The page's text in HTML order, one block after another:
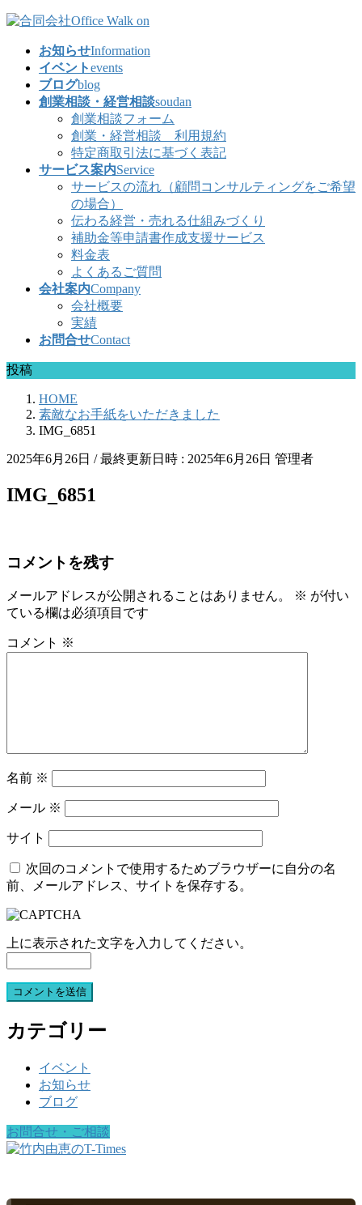
コ
ナ
お知らせInformation
イベントevents
ブログblog
創業相談・経営相談soudan
創業相談フォーム
創業・経営相談 利用規約
特定商取引法に基づく表記
サービス案内Service
サービスの流れ（顧問コンサルティングをご希望
の場合）
伝わる経営・売れる仕組みづくり
補助金等申請書作成支援サービス
料金表
よくあるご質問
会社案内Company
会社概要
実績
お問合せContact
投稿
HOME
素敵なお手紙をいただきました
IMG_6851
2025年6月26日 / 最終更新日時 : 2025年6月26日 管理者
IMG_6851
コメントを残す
メールアドレスが公開されることはありません。 ※ が付い
ている欄は必須項目です
コメント ※
名前 ※
メール ※
サイト
次回のコメントで使用するためブラウザーに自分の名
前、メールアドレス、サイトを保存する。
上に表示された文字を入力してください。
カテゴリー
イベント
お知らせ
ブログ
お問合せ・ご相談